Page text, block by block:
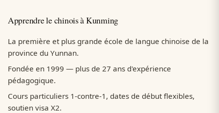
Apprendre le chinois à Kunming
La première et plus grande école de langue chinoise de la
province du Yunnan.
Fondée en 1999 — plus de 27 ans d'expérience
pédagogique.
Cours particuliers 1-contre-1, dates de début flexibles,
soutien visa X2.